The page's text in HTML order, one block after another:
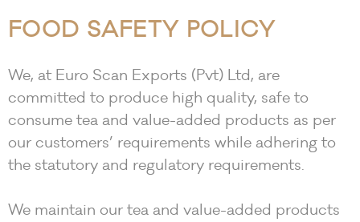
FOOD SAFETY POLICY
We, at Euro Scan Exports (Pvt) Ltd, are
committed to produce high quality, safe to
consume tea and value-added products as per
our customers’ requirements while adhering to
the statutory and regulatory requirements.
We maintain our tea and value-added products